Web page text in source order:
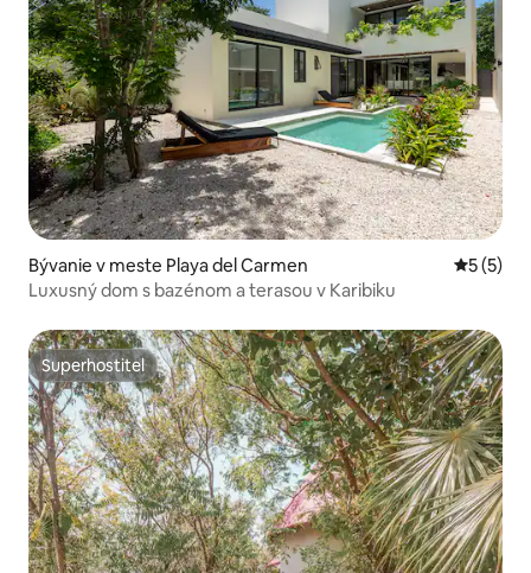
Bývanie v meste Playa del Carmen
5 (5)
Luxusný dom s bazénom a terasou v Karibiku
Superhostiteľ
Superhostiteľ